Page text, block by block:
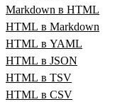
Markdown в HTML
HTML в Markdown
HTML в YAML
HTML в JSON
HTML в TSV
HTML в CSV